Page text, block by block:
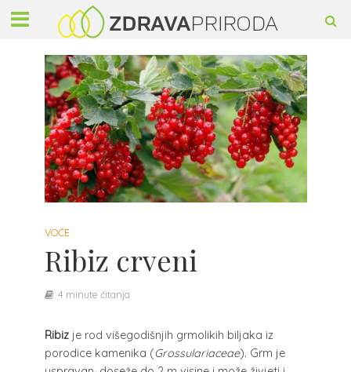
VOĆE
Ribiz crveni
4 minute čitanja
Ribizje rod višegodišnjih grmolikih biljaka iz
porodice kamenika (Grossulariaceae). Grm je